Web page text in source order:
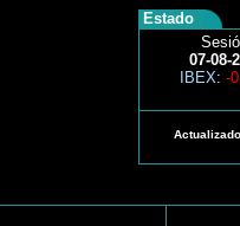
Estado
07-08-
IBEX: -